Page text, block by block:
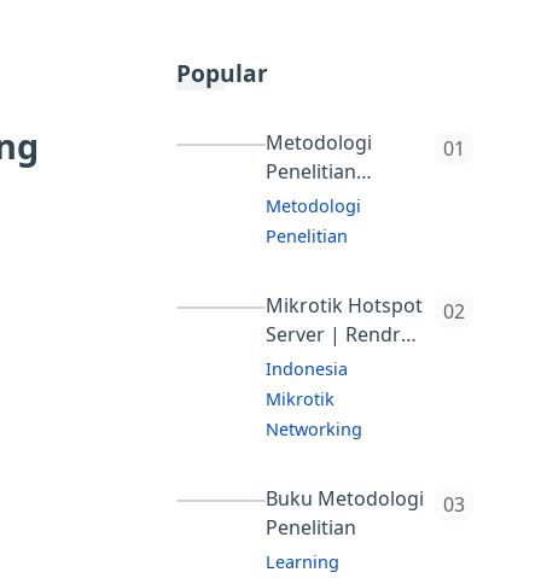
Popular
Metodologi
Penelitian
Kesehatan -
Kementrian
Indonesia
Metodologi
Penelitian
Menjelaskan
Tentang Konsep
Dasar Penelitian,
Perumusan
Masalah
Tinjauan
Pustaka,
Kerangka
Mikrotik Hotspot
Server | Rendra
Towidjojo
Indonesia
Mikrotik
Networking
jaringan dan
akses Internet
dengan berbagai
Buku Metodologi
Penelitian
Learning